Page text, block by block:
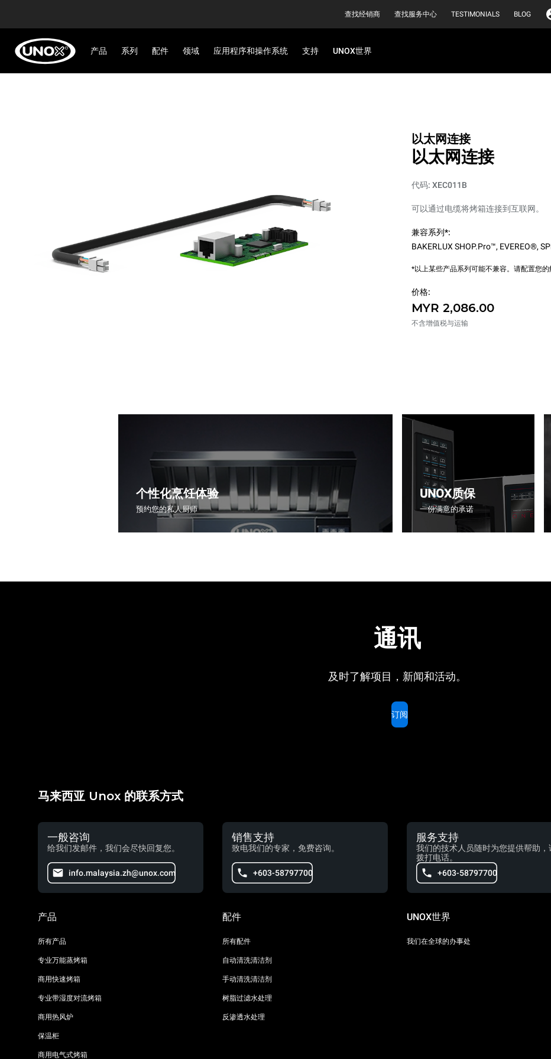
查找经销商 查找服务中心 TESTIMONIALS BLOG
产品 系列 配件 领域 应用程序和操作系统 支持 UNOX世界
以太网连接
以太网连接
代码: XEC011B
可以通过电缆将烤箱连接到互联网。
兼容系列*:
BAKERLUX SHOP.Pro™, EVEREO®,
*以上某些产品系列可能不兼容。请配置您的
价格:
MYR 2,086.00
不含增值税与运输
个性化烹饪体验
预约您的私人厨师
UNOX质保
一份满意的承诺
通讯
及时了解项目，新闻和活动。
订阅
马来西亚 Unox 的联系方式
一般咨询
给我们发邮件，我们会尽快回复您。
info.malaysia.zh@unox.com
销售支持
致电我们的专家，免费咨询。
+603-58797700
服务支持
我们的技术人员随时为您提供帮助，
拨打电话。
+603-58797700
产品
所有产品
专业万能蒸烤箱
商用快速烤箱
专业带湿度对流烤箱
商用热风炉
保温柜
商用电气式烤箱
配件
所有配件
自动清洗清洁剂
手动清洗清洁剂
树脂过滤水处理
反渗透水处理
UNOX世界
我们在全球的办事处